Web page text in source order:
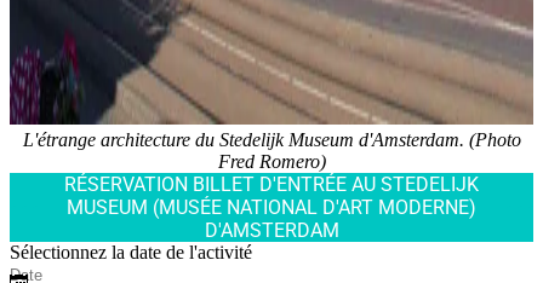
L'étrange architecture du Stedelijk Museum d'Amsterdam. (Photo
Fred Romero)
RÉSERVATION BILLET D'ENTRÉE AU STEDELIJK
MUSEUM (MUSÉE NATIONAL D'ART MODERNE)
D'AMSTERDAM
Sélectionnez la date de l'activité